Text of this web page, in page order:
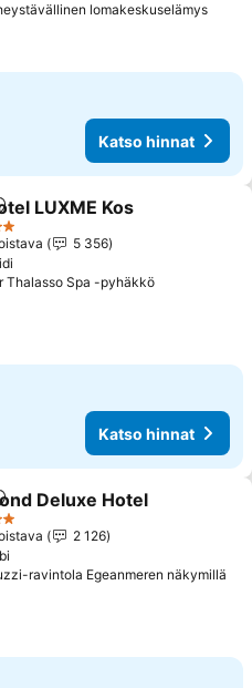
lomakeskuselämys
Katso hinnat
suosikkeihin
LUXME Kos
5 356
Thalasso Spa -pyhäkkö
Katso hinnat
suosikkeihin
Deluxe Hotel
2 126
ravintola Egeanmeren näkymillä